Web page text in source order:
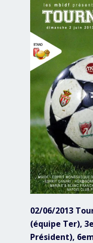
02/06/2013
(équipe Ter),
Président),